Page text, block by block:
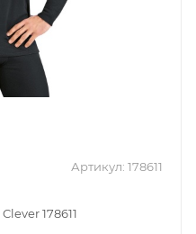
Артикул: 178611
178611